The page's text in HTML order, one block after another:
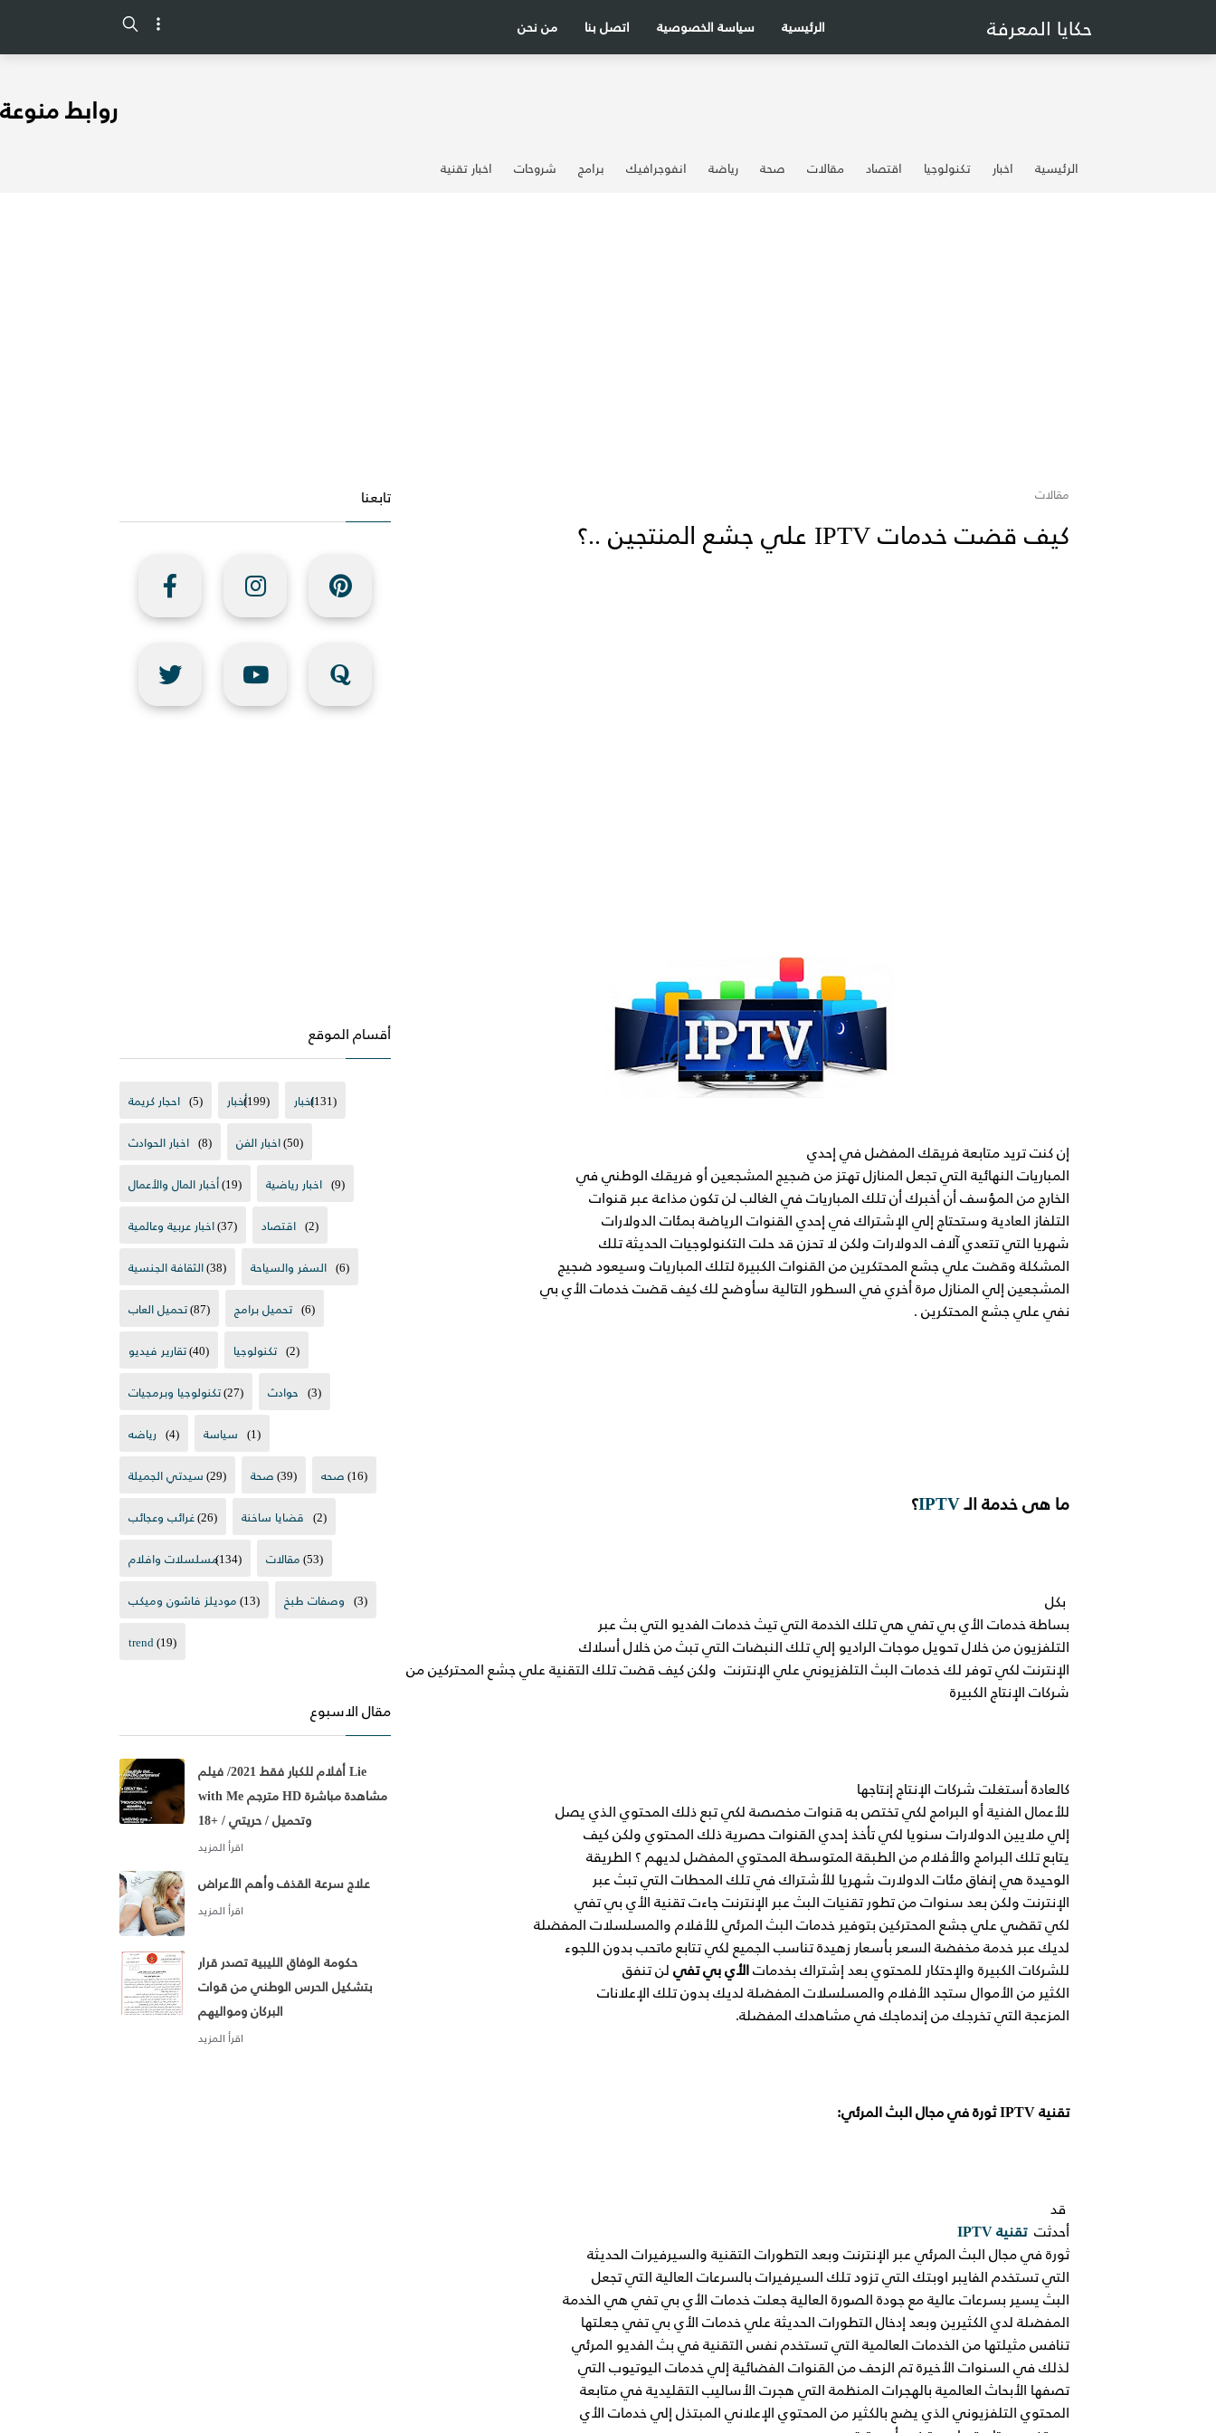
حكايا المعرفة من نحن اتصل بنا سياسة الخصوصية الرئيسية
روابط منوعة
الرئيسية اخبار تكنولوجيا اقتصاد مقالات صحة رياضة انفوجرافيك برامج شروحات اخبار تقنية
مقالات
كيف قضت خدمات IPTV علي جشع المنتجين ..؟
إن كنت تريد متابعة فريقك المفضل في إحدي
المباريات النهائية التي تجعل المنازل تهتز من ضجيج المشجعين أو فريقك الوطني في
الخارج من المؤسف أن أخبرك أن تلك المباريات في الغالب لن تكون مذاعة عبر قنوات
التلفاز العادية وستحتاج إلي الإشتراك في إحدي القنوات الرياضة بمئات الدولارات
شهريا التي تتعدي آلاف الدولارات ولكن لا تحزن قد حلت التكنولوجيات الحديثة تلك
المشكلة وقضت علي جشع المحتكرين من القنوات الكبيرة لتلك المباريات وسيعود ضجيج
المشجعين إلي المنازل مرة أخري في السطور التالية سأوضح لك كيف قضت خدمات الأي بي
نفي علي جشع المحتكرين .
ما هى خدمة الـIPTV؟
بكل
بساطة خدمات الأي بي تفي هي تلك الخدمة التي تيث خدمات الفديو التي بث عبر
التلفزيون من خلال تحويل موجات الراديو إلي تلك النبضات التي تبث من خلال أسلاك
الإنترنت لكي توفر لك خدمات البث التلفزيوني علي الإنترنت ولكن كيف قضت تلك التقنية علي جشع المحتركين من
شركات الإنتاج الكبيرة
كالعادة أستغلت شركات الإنتاج إنتاجها
للأعمال الفنية أو البرامج لكي تختص به قنوات مخصصة لكي تبع ذلك المحتوي الذي يصل
إلي ملايين الدولارات سنويا لكي تأخذ إحدي القنوات حصرية ذلك المحتوي ولكن كيف
يتابع تلك البرامج والأفلام من الطبقة المتوسطة المحتوي المفضل لديهم ؟ الطريقة
الوحيدة هي إنفاق مئات الدولارت شهريا للأشتراك في تلك المحطات التي تبث عبر
الإنترنت ولكن بعد سنوات من تطور تقنيات البث عبر الإنترنت جاءت تقنية الأي بي تفي
لكي تقضي علي جشع المحتركين بتوفير خدمات البث المرئي للأفلام والمسلسلات المفضلة
لديك عبر خدمة مخفضة السعر بأسعار زهيدة تناسب الجميع لكي تتابع ماتحب بدون اللجوء
للشركات الكبيرة والإحتكار للمحتوي بعد إشتراك بخدماتالأي بي تفيلن تنفق
الكثير من الأموال ستجد الأفلام والمسلسلات المفضلة لديك بدون تلك الإعلانات
المزعجة التي تخرجك من إندماجك في مشاهدك المفضلة.
تقنيةIPTVثورة في مجال البث المرئي:
قد
أحدثت تقنيةIPTV
ثورة في مجال البث المرئي عبر الإنترنت وبعد التطورات التقنية والسيرفيرات الحديثة
التي تستخدم الفايبر اوبتك التي تزود تلك السيرفيرات بالسرعات العالية التي تجعل
البث يسير بسرعات عالية مع جودة الصورة العالية جعلت خدمات الأي بي تفي هي الخدمة
المفضلة لدي الكثيرين وبعد إدخال التطورات الحديثة علي خدمات الأي بي تفي جعلتها
تنافس مثيلتها من الخدمات العالمية التي تستخدم نفس التقنية في بث الفديو المرئي
لذلك في السنوات الأخيرة تم الزحف من القنوات الفضائية إلي خدمات اليوتيوب التي
تصفها الأبحاث العالمية بالهجرات المنظمة التي هجرت الأساليب التقليدية في متابعة
المحتوي التلفزيوني الذي يضج بالكثير من المحتوي الإعلاني المبتذل إلي خدمات الأي
تابعنا
أقسام الموقع
احجار كريمة (5) أخبار(199) اخبار(131)
اخبار الحوادث (8) اخبار الفن(50)
أخبار المال والأعمال(19) اخبار رياضية (9)
اخبار عربية وعالمية(37) اقتصاد (2)
الثقافة الجنسية(38) السفر والسياحة (6)
تحميل العاب(87) تحميل برامج (6)
تقارير فيديو(40) تكنولوجيا (2)
تكنولوجيا وبرمجيات(27) حوادث (3)
رياضه (4) سياسة (1)
سيدتي الجميلة(29) صحة(39) صحه(16)
غرائب وعجائب(26) قضايا ساخنة (2)
مسلسلات وافلام(134) مقالات(53)
موديلز فاشون وميكب(13) وصفات طبخ (3)
trend(19)
مقال الاسبوع
أفلام للكبار فقط 2021/ فيلم Lie
with Me مترجم HD مشاهدة مباشرة
وتحميل / حريتي / +18
علاج سرعة القذف وأهم الأعراض
حكومة الوفاق الليبية تصدر قرار
بتشكيل الحرس الوطني من قوات
البركان ومواليهم